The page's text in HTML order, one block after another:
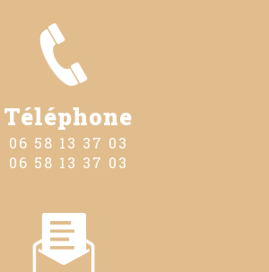
Téléphone
06 58 13 37 03
06 58 13 37 03